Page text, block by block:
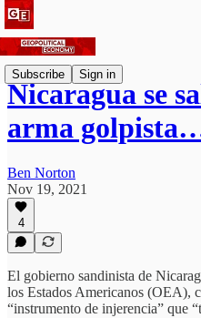
Subscribe Sign in
Nicaragua se
arma
Ben Norton
Nov 19, 2021
4
El gobierno sandinista de
los Estados Americanos (OEA),
“instrumento de injerencia” que